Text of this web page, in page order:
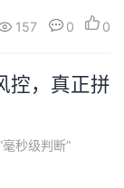
157 0 0
控，真正拼
秒级判断”